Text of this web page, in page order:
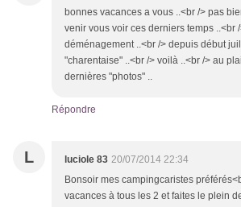
bonnes vacances a vous ..<br /> pas
venir vous voir ces derniers temps ..<br
déménagement ..<br /> depuis début
"charentaise" ..<br /> voilà ..<br /> au
dernières "photos" ..
Répondre
L luciole 83 20/07/2014 22:34
Bonsoir mes campingcaristes
vacances à tous les 2 et faites le plein